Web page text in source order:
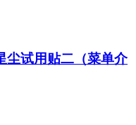
试用贴二（菜单介